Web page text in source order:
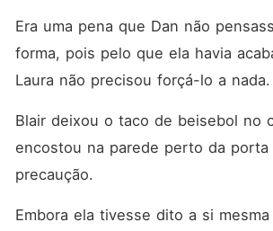
Era uma pena que Dan não
forma, pois pelo que ela havia
Laura não precisou forçá-lo a nada.
Blair deixou o taco de beisebol no
encostou na parede perto da
precaução.
Embora ela tivesse dito a si